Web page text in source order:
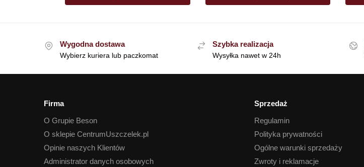
Wygodna dostawa
Wybierz kuriera lub paczkomat
Szybka realizacja
Wysyłka nawet w 24h
Firma
O Grupie Beson
O sklepie CentrumUszczelek.pl
Opinie naszych Klientów
Administrator danych osobowych
Sprzedaż
Regulamin
Polityka prywatności
Ogólne warunki sprzedaży
Zwroty i reklamacje